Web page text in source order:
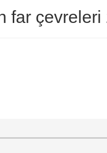
far çevreleri